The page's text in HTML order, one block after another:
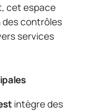
cet espace
contrôles
services
intègre des